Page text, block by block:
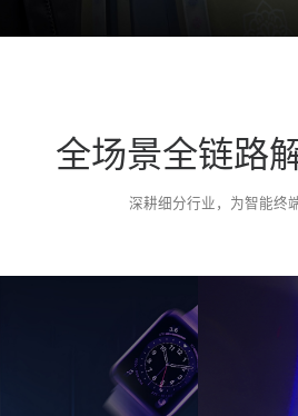
全场景全链路
深耕细分行业，为智能终